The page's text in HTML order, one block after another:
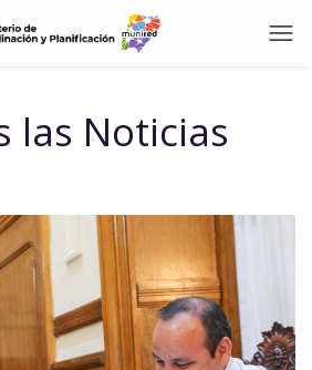
las Noticias